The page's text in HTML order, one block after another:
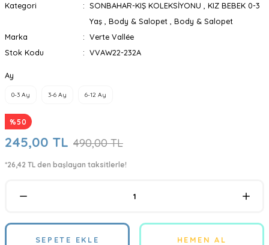
Kategori SONBAHAR-KIŞ KOLEKSİYONU
KIZ BEBEK 0-3
Yaş
Body & Salopet
Body & Salopet
Marka
Verte Vallée
Stok Kodu
VVAW22-232A
Ay
0-3 Ay 3-6 Ay 6-12 Ay
%50
245,00 TL 490,00 TL
*26,42 TL den başlayan taksitlerle!
SEPETE EKLE HEMEN AL